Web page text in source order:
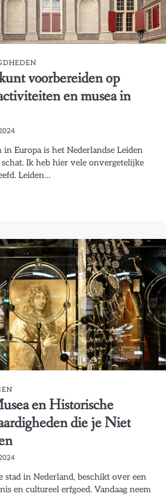
voorbereiden op
en musea in
in Europa is het Nederlandse Leiden
Ik heb hier vele onvergetelijke
Leiden…
en Historische
die je Niet
stad in Nederland, beschikt over een
en cultureel erfgoed. Vandaag neem